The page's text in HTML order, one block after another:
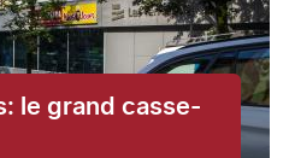
le grand casse-